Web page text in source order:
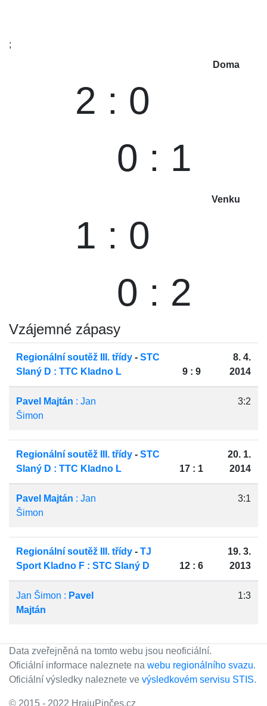
;
Doma
2 : 0
0 : 1
Venku
1 : 0
0 : 2
Vzájemné zápasy
Regionální soutěž III. třídy - STC
Slaný D : TTC Kladno L
9 : 9
8. 4.
2014
Pavel Majtán : Jan
Šimon
3:2
Regionální soutěž III. třídy - STC
Slaný D : TTC Kladno L
17 : 1
20. 1.
2014
Pavel Majtán : Jan
Šimon
3:1
Regionální soutěž III. třídy - TJ
Sport Kladno F : STC Slaný D
12 : 6
19. 3.
2013
Jan Šimon : Pavel
Majtán
1:3
Data zveřejněná na tomto webu jsou neoficiální.
Oficiální informace naleznete na webu regionálního svazu.
Oficiální výsledky naleznete ve výsledkovém servisu STIS.
© 2015 - 2022 HrajuPinčes.cz